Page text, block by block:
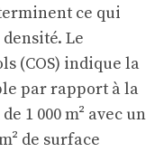
ce qui
Le
(COS) indique la
par rapport à la
1 000 m² avec un
de surface